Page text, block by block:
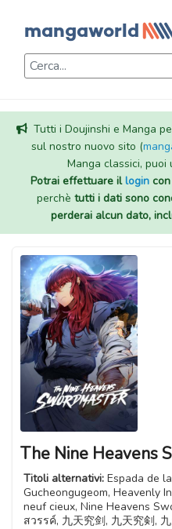
Tutti i Doujinshi e Manga
sul nostro nuovo sito (
Manga classici, puoi
Potrai effettuare illogincon
perchè tutti i dati sono
perderai alcun dato,
The Nine Heavens
Titoli alternativi: Espada de
Gucheongugeom, Heavenly
neuf cieux, Nine Heavens
สวรรค์, 九天究剑, 九天究剣,